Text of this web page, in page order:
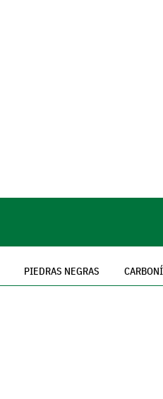
PIEDRAS NEGRAS